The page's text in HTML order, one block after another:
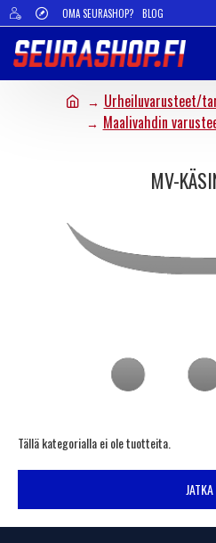
OMA SEURASHOP? BLOG
Urheiluvarusteet/
Maalivahdin
MV-
Tällä kategorialla ei ole tuotteita.
JATKA